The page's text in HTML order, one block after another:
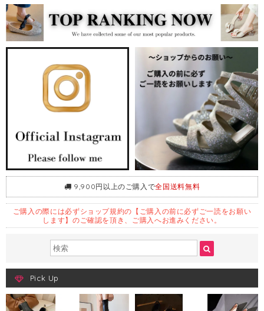
9,900円以上のご購入で全国送料無料
ご購入の際には必ずショップ規約の【ご購入の前に必ずご一読をお願い
します】のご確認を頂き、ご購入へお進みください。
Pick Up